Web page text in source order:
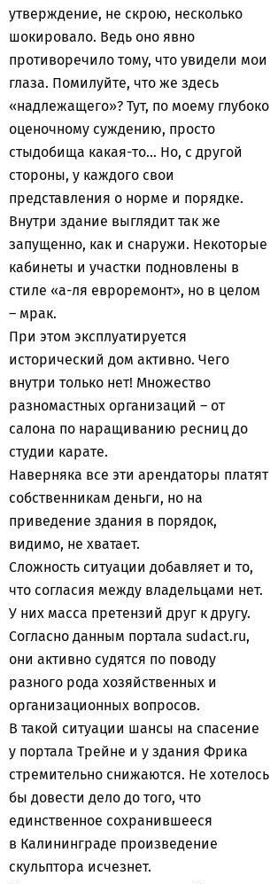
утверждение, не скрою, несколько
шокировало. Ведь оно явно
противоречило тому, что увидели мои
глаза. Помилуйте, что же здесь
«надлежащего»? Тут, по моему глубоко
оценочному суждению, просто
стыдобища какая-то… Но, с другой
стороны, у каждого свои
представления о норме и порядке.
Внутри здание выглядит так же
запущенно, как и снаружи. Некоторые
кабинеты и участки подновлены в
стиле «а-ля евроремонт», но в целом
– мрак.
При этом эксплуатируется
исторический дом активно. Чего
внутри только нет! Множество
разномастных организаций – от
салона по наращиванию ресниц до
студии карате.
Наверняка все эти арендаторы платят
собственникам деньги, но на
приведение здания в порядок,
видимо, не хватает.
Сложность ситуации добавляет и то,
что согласия между владельцами нет.
У них масса претензий друг к другу.
Согласно данным портала sudact.ru,
они активно судятся по поводу
разного рода хозяйственных и
организационных вопросов.
В такой ситуации шансы на спасение
у портала Трейне и у здания Фрика
стремительно снижаются. Не хотелось
бы довести дело до того, что
единственное сохранившееся
в Калининграде произведение
скульптора исчезнет.